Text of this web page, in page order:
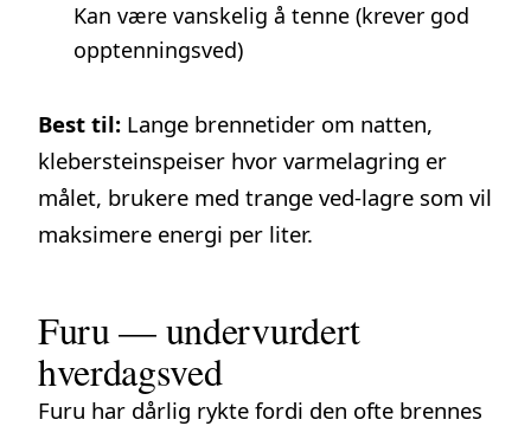
Kan være vanskelig å tenne (krever god
opptenningsved)
Best til: Lange brennetider om natten,
klebersteinspeiser hvor varmelagring er
målet, brukere med trange ved-lagre som vil
maksimere energi per liter.
Furu — undervurdert
hverdagsved
Furu har dårlig rykte fordi den ofte brennes